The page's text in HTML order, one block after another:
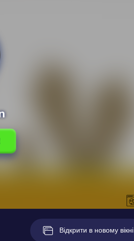
Відкрити в новому вікні